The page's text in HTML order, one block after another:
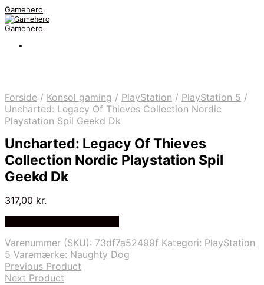
Gamehero
Gamehero
Forside / Konsol gaming / PlayStation / PlayStation 5 /
Uncharted: Legacy Of Thieves Collection Nordic
Playstation Spil Geekd Dk
Uncharted: Legacy Of Thieves
Collection Nordic Playstation Spil
Geekd Dk
317,00 kr.
Varenummer (SKU): 73df7a52499f Kategori: PlayStation
5 Varemærke: Naughty Dog
Previous Product
Next Product